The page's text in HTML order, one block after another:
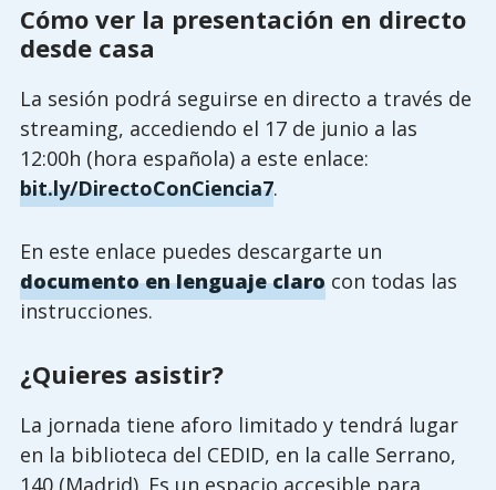
Cómo ver la presentación en directo
desde casa
La sesión podrá seguirse en directo a través de
streaming, accediendo el 17 de junio a las
12:00h (hora española) a este enlace:
bit.ly/DirectoConCiencia7.
En este enlace puedes descargarte un
documento en lenguaje clarocon todas las
instrucciones.
¿Quieres asistir?
La jornada tiene aforo limitado y tendrá lugar
en la biblioteca del CEDID, en la calle Serrano,
140 (Madrid). Es un espacio accesible para